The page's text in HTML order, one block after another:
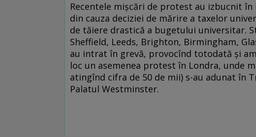
Recentele mişcări de protest au izbucnit
din cauza deciziei de mărire a taxelor
de tăiere drastică a bugetului universitar.
Sheffield, Leeds, Brighton, Birmingham,
au intrat în grevă, provocînd totodată şi
loc un asemenea protest în Londra, unde
atingînd cifra de 50 de mii) s-au adunat în
Palatul Westminster.